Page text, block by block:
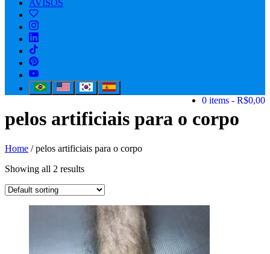
AVISOS
0 items R$0,00
pelos artificiais para o corpo
Home / pelos artificiais para o corpo
Showing all 2 results